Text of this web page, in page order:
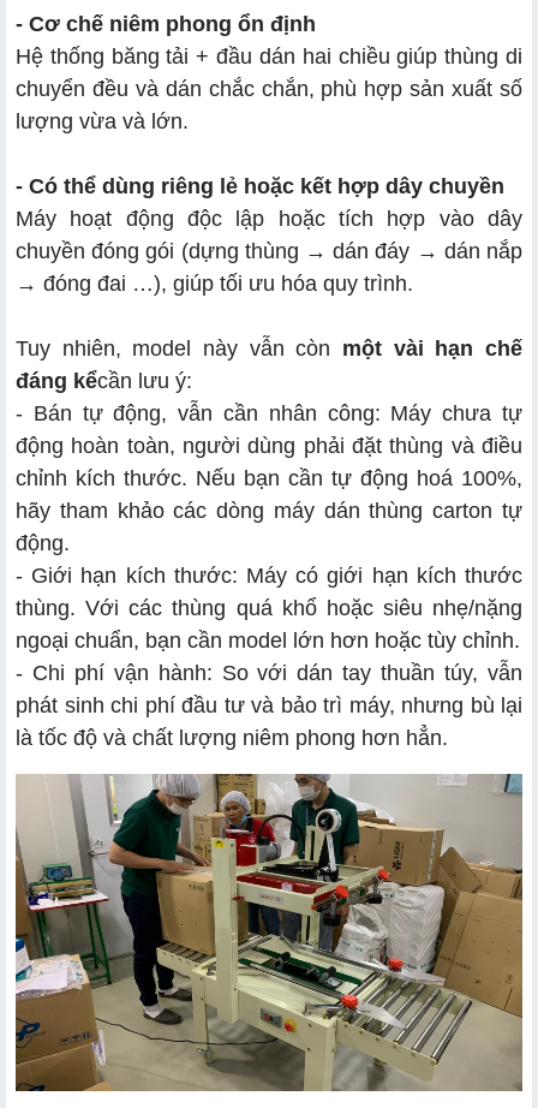
- Cơ chế niêm phong ổn định
Hệ thống băng tải + đầu dán hai chiều giúp thùng di
chuyển đều và dán chắc chắn, phù hợp sản xuất số
lượng vừa và lớn.
- Có thể dùng riêng lẻ hoặc kết hợp dây chuyền
Máy hoạt động độc lập hoặc tích hợp vào dây
chuyền đóng gói (dựng thùng → dán đáy → dán nắp
→ đóng đai …), giúp tối ưu hóa quy trình.
Tuy nhiên, model này vẫn còn một vài hạn chế
đáng kểcần lưu ý:
- Bán tự động, vẫn cần nhân công: Máy chưa tự
động hoàn toàn, người dùng phải đặt thùng và điều
chỉnh kích thước. Nếu bạn cần tự động hoá 100%,
hãy tham khảo các dòng máy dán thùng carton tự
động.
- Giới hạn kích thước: Máy có giới hạn kích thước
thùng. Với các thùng quá khổ hoặc siêu nhẹ/nặng
ngoại chuẩn, bạn cần model lớn hơn hoặc tùy chỉnh.
- Chi phí vận hành: So với dán tay thuần túy, vẫn
phát sinh chi phí đầu tư và bảo trì máy, nhưng bù lại
là tốc độ và chất lượng niêm phong hơn hẳn.